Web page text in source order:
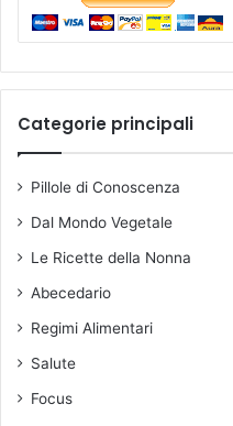
Categorie principali
Pillole di Conoscenza
Dal Mondo Vegetale
Le Ricette della Nonna
Abecedario
Regimi Alimentari
Salute
Focus